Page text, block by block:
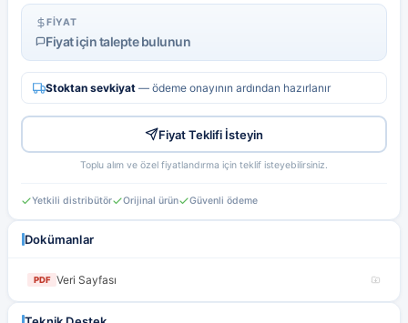
FIYAT
Fiyat için talepte bulunun
Stoktan sevkiyat — ödeme onayının ardından hazırlanır
Fiyat Teklifi İsteyin
Toplu alım ve özel fiyatlandırma için teklif isteyebilirsiniz.
Yetkili distribütör Orijinal ürün Güvenli ödeme
Dokümanlar
PDF Veri Sayfası